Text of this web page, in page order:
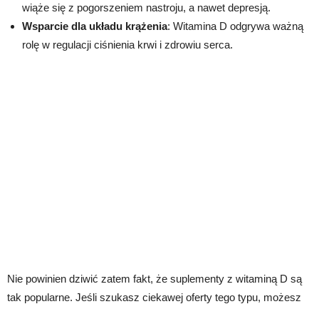
wiąże się z pogorszeniem nastroju, a nawet depresją.
Wsparcie dla układu krążenia: Witamina D odgrywa ważną
rolę w regulacji ciśnienia krwi i zdrowiu serca.
Nie powinien dziwić zatem fakt, że suplementy z witaminą D są
tak popularne. Jeśli szukasz ciekawej oferty tego typu, możesz